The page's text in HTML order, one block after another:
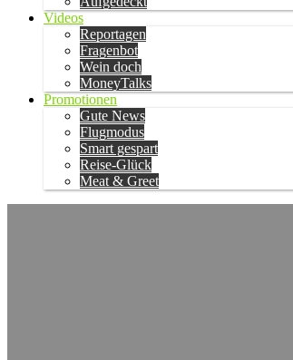
Videos
Reportagen
Fragenbot
Wein doch
MoneyTalks
Promotionen
Gute News
Flugmodus
Smart gespart
Reise-Glück
Meat & Greet